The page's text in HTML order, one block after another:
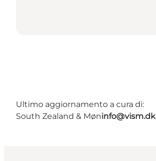
Ultimo aggiornamento a cura di:
South Zealand & Møninfo@vism.dk